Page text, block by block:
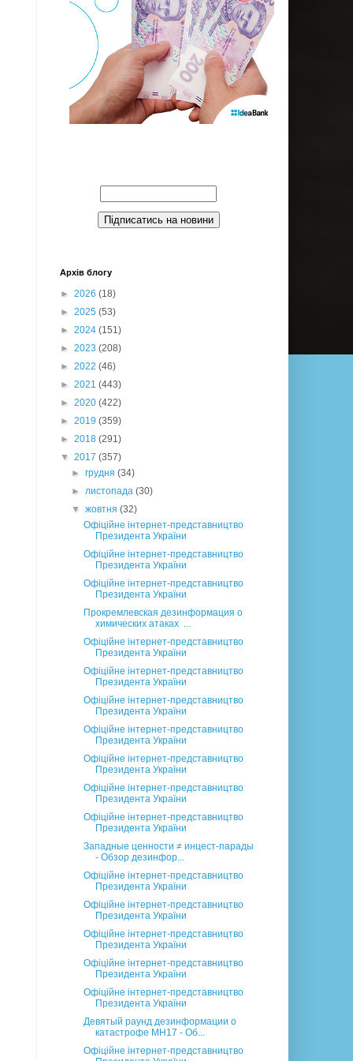
Архів блогу
► 2026 (18)
► 2025 (53)
► 2024 (151)
► 2023 (208)
► 2022 (46)
► 2021 (443)
► 2020 (422)
► 2019 (359)
► 2018 (291)
▼ 2017 (357)
►грудня(34)
►листопада(30)
▼жовтня(32)
Офіційне інтернет-представництво
Президента України
Офіційне інтернет-представництво
Президента України
Офіційне інтернет-представництво
Президента України
Прокремлевская дезинформация о
химических атаках ...
Офіційне інтернет-представництво
Президента України
Офіційне інтернет-представництво
Президента України
Офіційне інтернет-представництво
Президента України
Офіційне інтернет-представництво
Президента України
Офіційне інтернет-представництво
Президента України
Офіційне інтернет-представництво
Президента України
Офіційне інтернет-представництво
Президента України
Западные ценности ≠ инцест-парады
- Обзор дезинфор...
Офіційне інтернет-представництво
Президента України
Офіційне інтернет-представництво
Президента України
Офіційне інтернет-представництво
Президента України
Офіційне інтернет-представництво
Президента України
Офіційне інтернет-представництво
Президента України
Девятый раунд дезинформации о
катастрофе MH17 - Об...
Офіційне інтернет-представництво